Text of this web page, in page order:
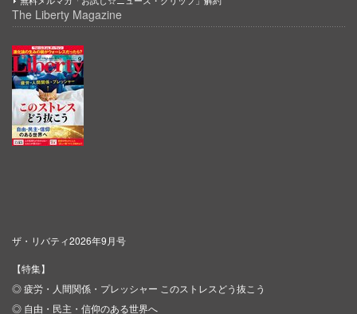
The Liberty Magazine
ザ・リバティ2026年9月号
【特集】
◎ 疲労・人間関係・プレッシャー このストレスどう抜こう
◎ 自由・民主・信仰のある世界へ